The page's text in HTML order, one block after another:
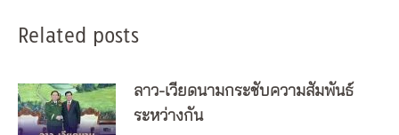
Related posts
ลาว-เวียดนามกระชับความสัมพันธ์
ระหว่างกัน